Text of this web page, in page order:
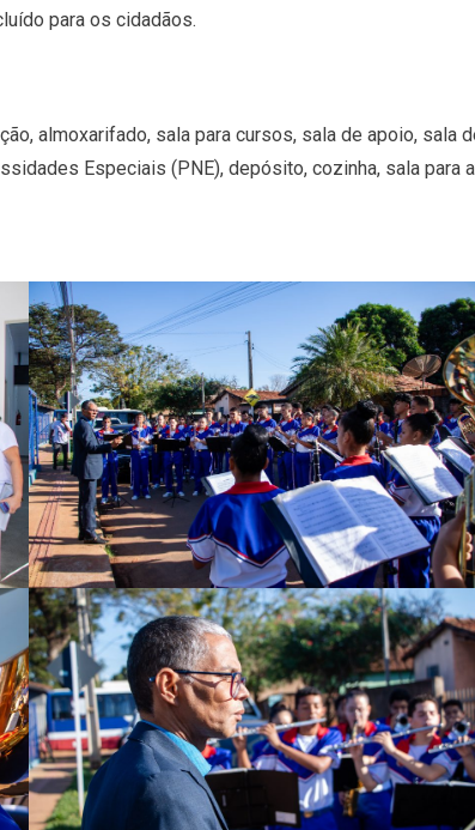
para os cidadãos.
almoxarifado, sala para cursos, sala de apoio,
Especiais (PNE), depósito, cozinha, sala para